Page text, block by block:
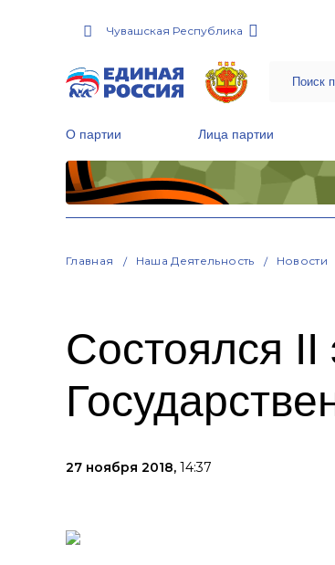
Чувашская Республика
О партии Лица партии
Главная Наша Деятельность Новости
Состоялся II
27 ноября 2018, 14:37